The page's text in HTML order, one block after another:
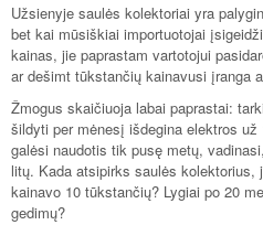
Užsienyje saulės kolektoriai yra
bet kai mūsiškiai importuotojai
kainas, jie paprastam vartotojui
ar dešimt tūkstančių kainavusi įranga
Žmogus skaičiuoja labai paprastai:
šildyti per mėnesį išdegina elektros
galėsi naudotis tik pusę metų,
litų. Kada atsipirks saulės kolektorius,
kainavo 10 tūkstančių? Lygiai po 20
gedimų?